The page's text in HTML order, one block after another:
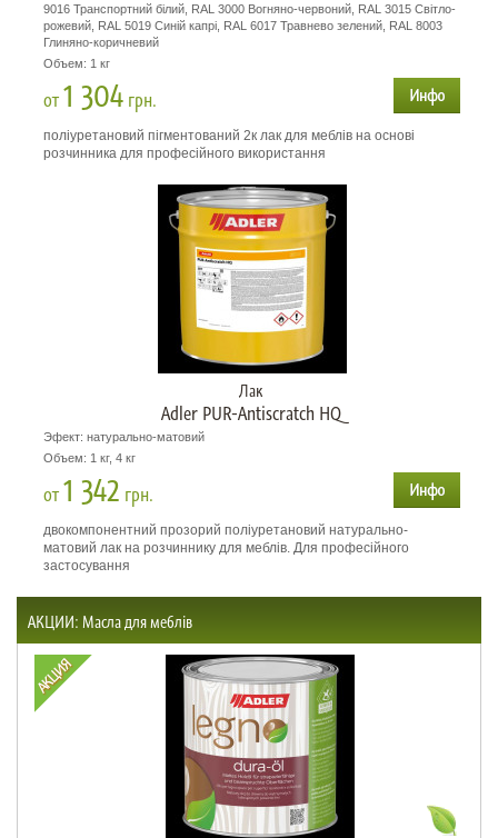
9016 Транспортний білий, RAL 3000 Вогняно-червоний, RAL 3015 Світло-
рожевий, RAL 5019 Синій капрі, RAL 6017 Травнево зелений, RAL 8003
Глиняно-коричневий
Объем: 1 кг
от1 304 грн.
поліуретановий пігментований 2к лак для меблів на основі
розчинника для професійного використання
Лак
Adler PUR-Antiscratch HQ
Эфект: натурально-матовий
Объем: 1 кг, 4 кг
от1 342 грн.
двокомпонентний прозорий поліуретановий натурально-
матовий лак на розчиннику для меблів. Для професійного
застосування
АКЦИИ: Масла для меблів